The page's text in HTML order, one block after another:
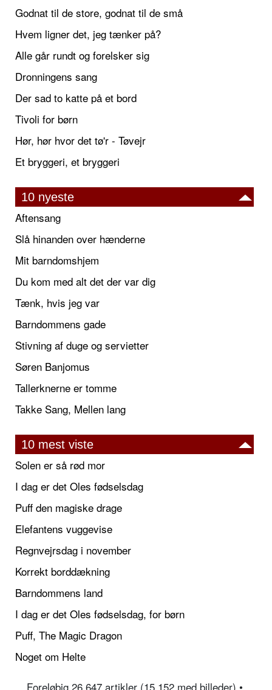
Godnat til de store, godnat til de små
Hvem ligner det, jeg tænker på?
Alle går rundt og forelsker sig
Dronningens sang
Der sad to katte på et bord
Tivoli for børn
Hør, hør hvor det tø'r - Tøvejr
Et bryggeri, et bryggeri
10 nyeste
Aftensang
Slå hinanden over hænderne
Mit barndomshjem
Du kom med alt det der var dig
Tænk, hvis jeg var
Barndommens gade
Stivning af duge og servietter
Søren Banjomus
Tallerknerne er tomme
Takke Sang, Mellen lang
10 mest viste
Solen er så rød mor
I dag er det Oles fødselsdag
Puff den magiske drage
Elefantens vuggevise
Regnvejrsdag i november
Korrekt borddækning
Barndommens land
I dag er det Oles fødselsdag, for børn
Puff, The Magic Dragon
Noget om Helte
Foreløbig 26.647 artikler (15.152 med billeder) •